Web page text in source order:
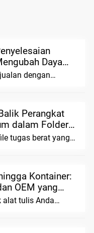
Daya
Rak Alat
dengan
Perangkat
dalam Folder
tugas berat yang
Kontainer:
OEM yang
untuk Merek
alat tulis Anda